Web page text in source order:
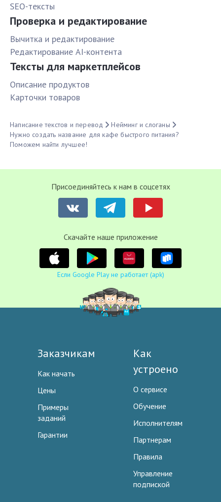
SEO-тексты
Проверка и редактирование
Вычитка и редактирование
Редактирование AI-контента
Тексты для маркетплейсов
Описание продуктов
Карточки товаров
Написание текстов и перевод
Нейминг и слоганы
Нужно создать название для кафе быстрого питания?
Поможем найти лучшее!
Присоединяйтесь к нам в соцсетях
Cкачайте наше приложение
Если Google Play не работает (apk)
Заказчикам
Как начать
Цены
Примеры
заданий
Гарантии
Как
устроено
О сервисе
Обучение
Исполнителям
Партнерам
Правила
Управление
подпиской